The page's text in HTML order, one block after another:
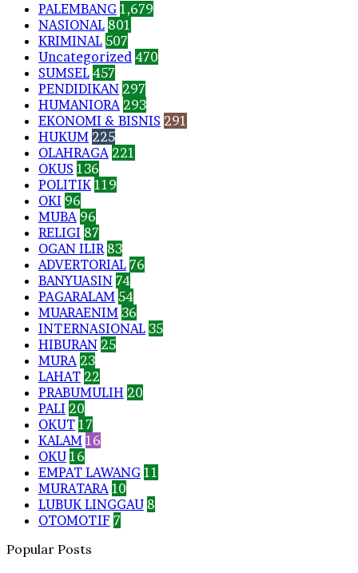
PALEMBANG 1,679
NASIONAL 801
KRIMINAL 507
Uncategorized 470
SUMSEL 457
PENDIDIKAN 297
HUMANIORA 293
EKONOMI & BISNIS 291
HUKUM 225
OLAHRAGA 221
OKUS 136
POLITIK 119
OKI 96
MUBA 96
RELIGI 87
OGAN ILIR 83
ADVERTORIAL 76
BANYUASIN 74
PAGARALAM 54
MUARAENIM 36
INTERNASIONAL 35
HIBURAN 25
MURA 23
LAHAT 22
PRABUMULIH 20
PALI 20
OKUT 17
KALAM 16
OKU 16
EMPAT LAWANG 11
MURATARA 10
LUBUK LINGGAU 8
OTOMOTIF 7
Popular Posts